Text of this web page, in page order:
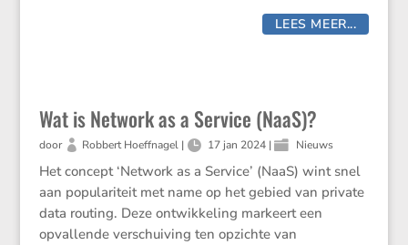
LEES MEER...
Wat is Network as a Service (NaaS)?
door Robbert Hoeffnagel| 17 jan 2024 | Nieuws
Het concept ‘Network as a Service’ (NaaS) wint snel
aan populariteit met name op het gebied van private
data routing. Deze ontwikkeling markeert een
opvallende verschuiving ten opzichte van